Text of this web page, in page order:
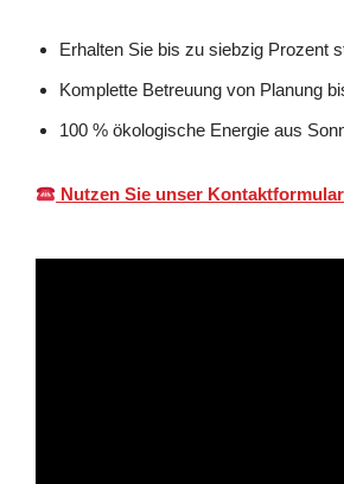
Erhalten Sie bis zu siebzig Prozent
Komplette Betreuung von Planung
100 % ökologische Energie aus
Nutzen Sie unser